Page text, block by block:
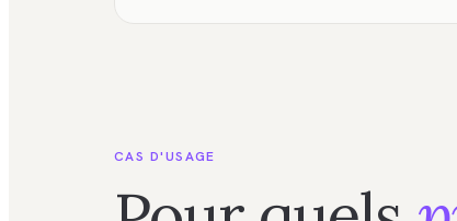
CAS D'USAGE